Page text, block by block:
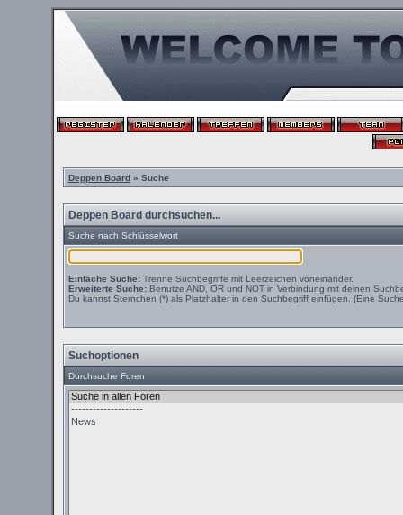
Deppen Board» Suche
Deppen Board durchsuchen...
Suche nach Schlüsselwort
Einfache Suche:Trenne Suchbegriffe mit Leerzeichen voneinander.
Erweiterte Suche:Benutze AND, OR und NOT in Verbindung mit deinen
Du kannst Sternchen (*) als Platzhalter in den Suchbegriff einfügen. (Eine
Suchoptionen
Durchsuche Foren